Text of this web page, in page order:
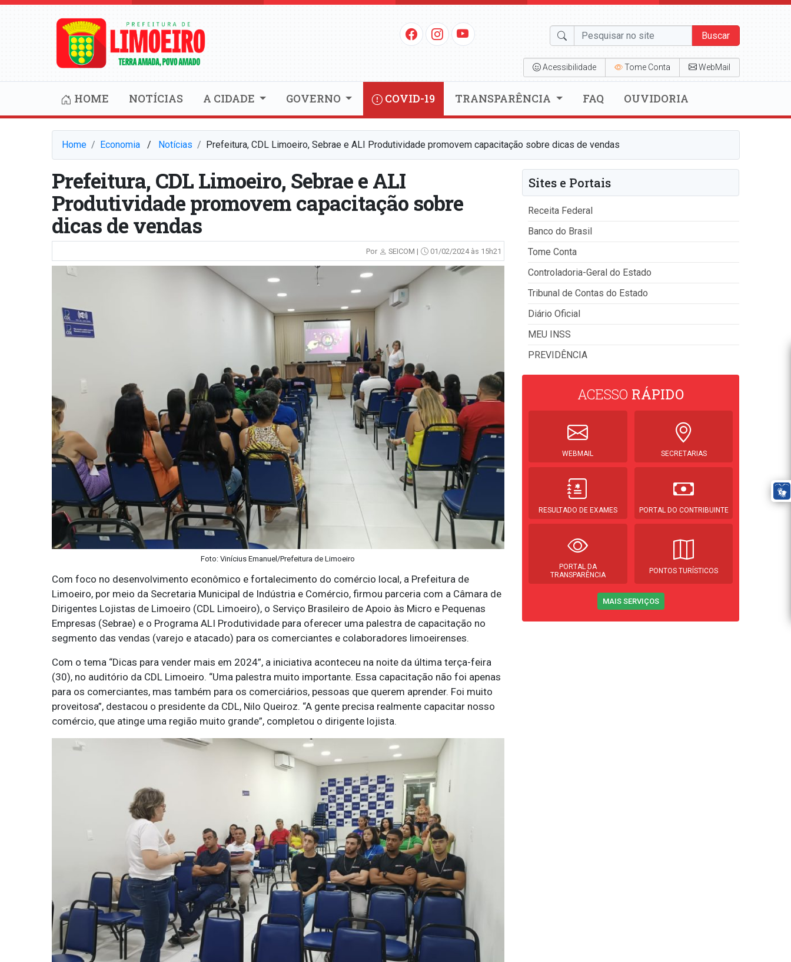
Buscar
Acessibilidade Tome Conta WebMail
HOME NOTÍCIAS A CIDADE GOVERNO COVID-19 TRANSPARÊNCIA FAQ OUVIDORIA
Home Economia⠀/⠀ Notícias Prefeitura, CDL Limoeiro, Sebrae e ALI Produtividade promovem capacitação sobre dicas de vendas
Prefeitura, CDL Limoeiro, Sebrae e ALI
Produtividade promovem capacitação sobre
dicas de vendas
Por SEICOM | 01/02/2024 às 15h21
Foto: Vinícius Emanuel/Prefeitura de Limoeiro
Com foco no desenvolvimento econômico e fortalecimento do comércio local, a Prefeitura de
Limoeiro, por meio da Secretaria Municipal de Indústria e Comércio, firmou parceria com a Câmara de
Dirigentes Lojistas de Limoeiro (CDL Limoeiro), o Serviço Brasileiro de Apoio às Micro e Pequenas
Empresas (Sebrae) e o Programa ALI Produtividade para oferecer uma palestra de capacitação no
segmento das vendas (varejo e atacado) para os comerciantes e colaboradores limoeirenses.
Com o tema “Dicas para vender mais em 2024”, a iniciativa aconteceu na noite da última terça-feira
(30), no auditório da CDL Limoeiro. “Uma palestra muito importante. Essa capacitação não foi apenas
para os comerciantes, mas também para os comerciários, pessoas que querem aprender. Foi muito
proveitosa”, destacou o presidente da CDL, Nilo Queiroz. “A gente precisa realmente capacitar nosso
comércio, que atinge uma região muito grande”, completou o dirigente lojista.
Sites e Portais
Receita Federal
Banco do Brasil
Tome Conta
Controladoria-Geral do Estado
Tribunal de Contas do Estado
Diário Oficial
MEU INSS
PREVIDÊNCIA
ACESSO RÁPIDO
WEBMAIL SECRETARIAS
RESULTADO DE EXAMES PORTAL DO CONTRIBUINTE
PORTAL DA
TRANSPARÊNCIA
PONTOS TURÍSTICOS
MAIS SERVIÇOS